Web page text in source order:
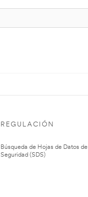
REGULACIÓN
Búsqueda de Hojas de Datos de
Seguridad (SDS)